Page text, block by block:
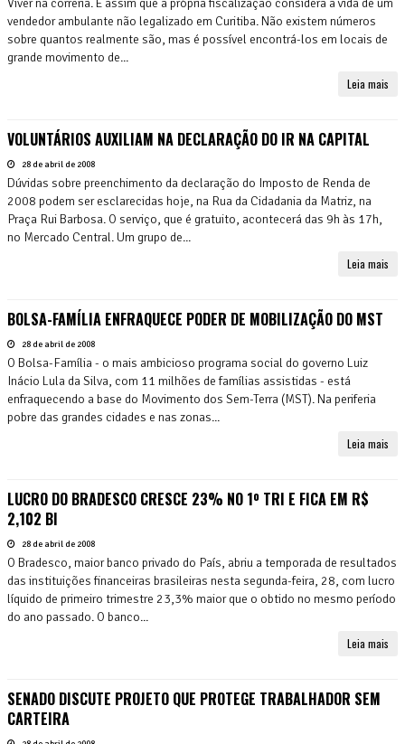
vendedor ambulante não legalizado em Curitiba. Não existem números
sobre quantos realmente são, mas é possível encontrá-los em locais de
grande movimento de...
Leia mais
VOLUNTÁRIOS AUXILIAM NA DECLARAÇÃO DO IR NA CAPITAL
28 de abril de 2008
Dúvidas sobre preenchimento da declaração do Imposto de Renda de
2008 podem ser esclarecidas hoje, na Rua da Cidadania da Matriz, na
Praça Rui Barbosa. O serviço, que é gratuito, acontecerá das 9h às 17h,
no Mercado Central. Um grupo de...
Leia mais
BOLSA-FAMÍLIA ENFRAQUECE PODER DE MOBILIZAÇÃO DO MST
28 de abril de 2008
O Bolsa-Família - o mais ambicioso programa social do governo Luiz
Inácio Lula da Silva, com 11 milhões de famílias assistidas - está
enfraquecendo a base do Movimento dos Sem-Terra (MST). Na periferia
pobre das grandes cidades e nas zonas...
Leia mais
LUCRO DO BRADESCO CRESCE 23% NO 1º TRI E FICA EM R$
2,102 BI
28 de abril de 2008
O Bradesco, maior banco privado do País, abriu a temporada de resultados
das instituições financeiras brasileiras nesta segunda-feira, 28, com lucro
líquido de primeiro trimestre 23,3% maior que o obtido no mesmo período
do ano passado. O banco...
Leia mais
SENADO DISCUTE PROJETO QUE PROTEGE TRABALHADOR SEM
CARTEIRA